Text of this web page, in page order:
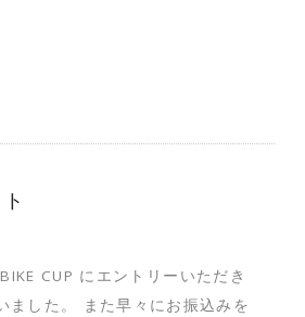
CUP にエントリーいただき
ました。 また早々にお振込みを